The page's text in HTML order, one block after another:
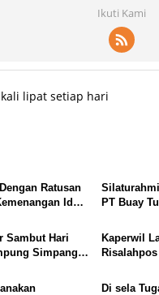
Ikuti Kami
kali lipat setiap hari
Ratusan
Idul
PT Buay
Sambut Hari
Simpang
Kaperwil
1447
Di sela